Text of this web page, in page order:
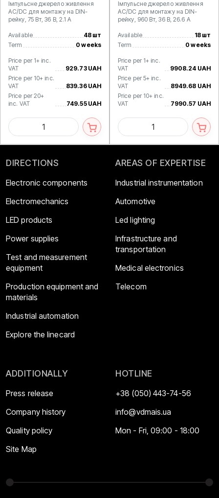
Імпульсне джерело живлення
AC/DC для монтажу на DIN-
рейку, 75 Вт, 36 В, 2.1 А
Available
48 шт
Term
0 weeks
Price per 1+ inc.
VAT
929.73 UAH
Price per 10+ inc.
VAT
839.36 UAH
Price per 20+
inc. VAT
749.55 UAH
Імпульсне джерело живлення
AC/DC для монтажу на DIN-
рейку, 960 Вт, 36 В, 26.6 А
Available
18 шт
Term
0 weeks
Price per 1+ inc.
VAT
9908.24 UAH
Price per 5+ inc.
VAT
8949.68 UAH
Price per 10+ inc.
VAT
7990.57 UAH
DIRECTIONS
Electronic components
Electromechanics
LED products
Power supplies
Test and measurement
equipment
Production equipment and
materials
Industrial automation
Explore the linecard
AREAS OF EXPERTISE
Industrial instrumentation
Automotive
Led lighting
Infrastructure and
transportation
Medical electronics
Telecom
ADDITIONALLY
Press release
Company history
Quality policy
Site Map
HOTLINE
+38 (050) 443-74-56
info@vdmais.ua
Mon - Fri, 09:00 - 18:00